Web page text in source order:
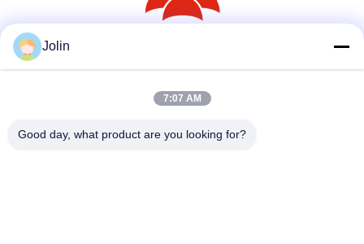
Kontak Cepat
Jolin
7:07 AM
Good day, what product are you looking for?